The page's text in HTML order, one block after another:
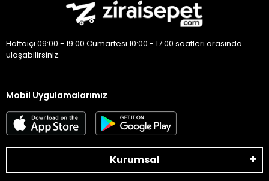
Haftaiçi 09:00 - 19:00 Cumartesi 10:00 - 17:00 saatleri arasında
ulaşabilirsiniz.
Mobil Uygulamalarımız
Kurumsal